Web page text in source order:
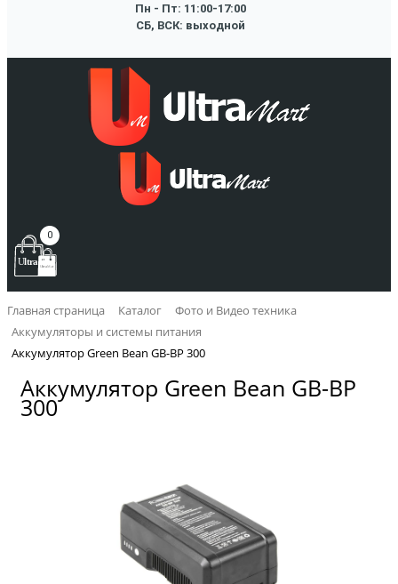
Пн - Пт: 11:00-17:00
СБ, ВСК: выходной
0
Главная страница Каталог
Фото и Видео техника
Аккумуляторы и системы питания
Аккумулятор Green Bean GB-BP 300
Аккумулятор Green Bean GB-BP
300